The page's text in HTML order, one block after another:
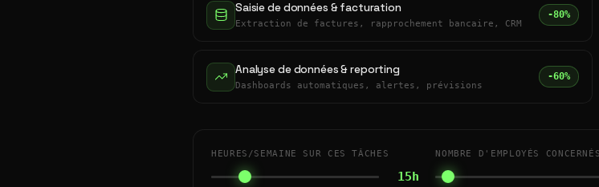
Saisie de données & facturation
Extraction de factures, rapprochement bancaire, CRM
-80%
Analyse de données & reporting
Dashboards automatiques, alertes, prévisions
-60%
HEURES/SEMAINE SUR CES TÂCHES
15h
NOMBRE D'EMPLOYÉS CONCERNÉS